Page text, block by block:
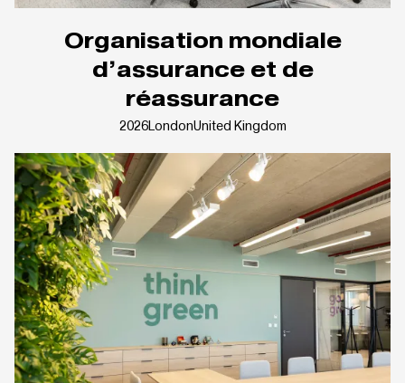
Organisation mondiale
d’assurance et de
réassurance
2026LondonUnited Kingdom